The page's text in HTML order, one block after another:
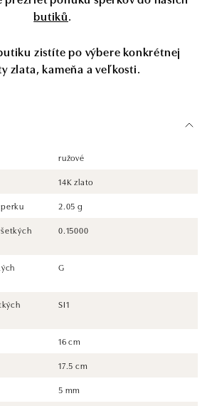
butiků.
zistíte po výbere konkrétnej
zlata, kameňa a veľkosti.
ružové
14K zlato
2.05 g
0.15000
G
SI1
16 cm
17.5 cm
5 mm